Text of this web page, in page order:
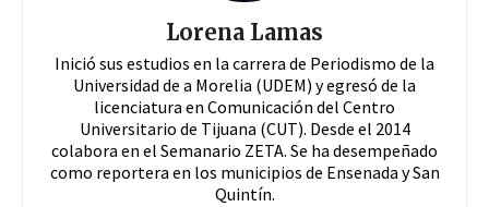
Lorena Lamas
Inició sus estudios en la carrera de Periodismo de la
Universidad de a Morelia (UDEM) y egresó de la
licenciatura en Comunicación del Centro
Universitario de Tijuana (CUT). Desde el 2014
colabora en el Semanario ZETA. Se ha desempeñado
como reportera en los municipios de Ensenada y San
Quintín.